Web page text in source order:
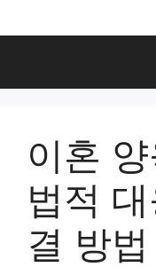
텐
이혼
법적
결 방법